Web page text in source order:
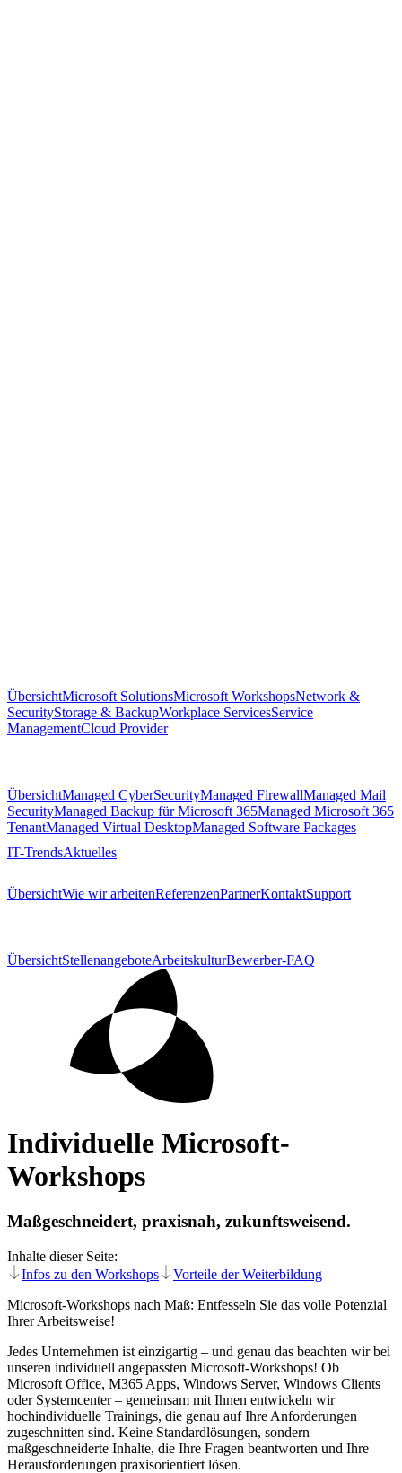
ÜbersichtMicrosoft SolutionsMicrosoft WorkshopsNetwork &
SecurityStorage & BackupWorkplace ServicesService
ManagementCloud Provider
ÜbersichtManaged CyberSecurityManaged FirewallManaged Mail
SecurityManaged Backup für Microsoft 365Managed Microsoft 365
TenantManaged Virtual DesktopManaged Software Packages
IT-TrendsAktuelles
ÜbersichtWie wir arbeitenReferenzenPartnerKontaktSupport
ÜbersichtStellenangeboteArbeitskulturBewerber-FAQ
Individuelle Microsoft-
Workshops
Maßgeschneidert, praxisnah, zukunftsweisend.
Inhalte dieser Seite:
Infos zu den Workshops
Vorteile der Weiterbildung
Microsoft-Workshops nach Maß: Entfesseln Sie das volle Potenzial
Ihrer Arbeitsweise!
Jedes Unternehmen ist einzigartig – und genau das beachten wir bei
unseren individuell angepassten Microsoft-Workshops! Ob
Microsoft Office, M365 Apps, Windows Server, Windows Clients
oder Systemcenter – gemeinsam mit Ihnen entwickeln wir
hochindividuelle Trainings, die genau auf Ihre Anforderungen
zugeschnitten sind. Keine Standardlösungen, sondern
maßgeschneiderte Inhalte, die Ihre Fragen beantworten und Ihre
Herausforderungen praxisorientiert lösen.